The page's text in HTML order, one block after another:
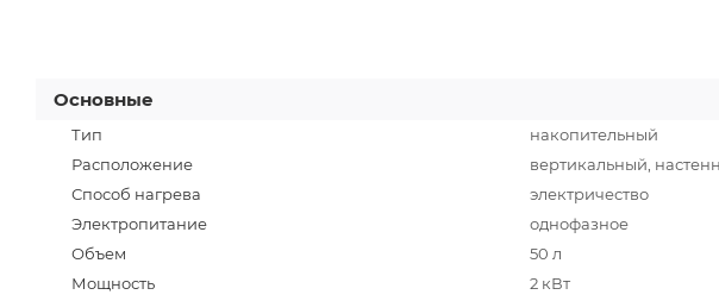
Основные
Тип
накопительный
Расположение
вертикальный,
Способ нагрева
электричество
Электропитание
однофазное
Объем
50 л
Мощность
2 кВт